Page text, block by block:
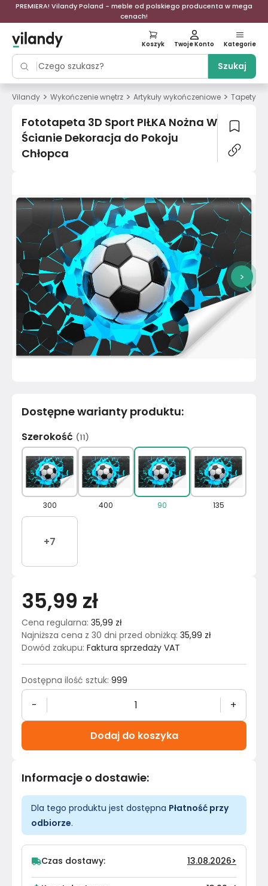
PREMIERA! Vilandy Poland - meble od polskiego producenta w mega
cenach!
Szukaj
Koszyk Twoje Konto Kategorie
Vilandy > Wykończenie wnętrz > Artykuły wykończeniowe > Tapety
Fototapeta 3D Sport PIŁKA Nożna W
Ścianie Dekoracja do Pokoju
Chłopca
>
35,99 zł
Cena regularna: 35,99 zł
Najniższa cena z 30 dni przed obniżką: 35,99 zł
Dowód zakupu: Faktura sprzedaży VAT
Dostępna ilość sztuk: 999
- +
Dodaj do koszyka
Dostępne warianty produktu:
Szerokość (11)
300 400 90 135
+7
Informacje o dostawie:
Dla tego produktu jest dostępna Płatność przy
odbiorze.
Czas dostawy: 13.08.2026>